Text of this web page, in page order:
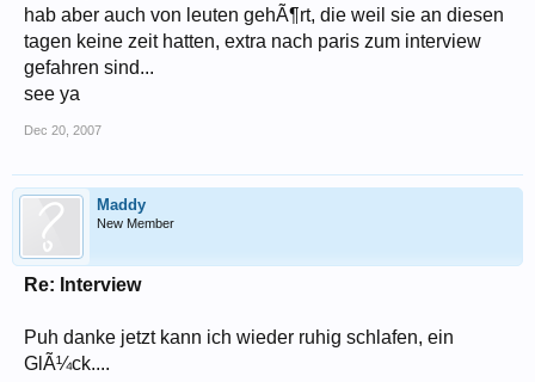
hab aber auch von leuten gehÃ¶rt, die weil sie an diesen
tagen keine zeit hatten, extra nach paris zum interview
gefahren sind...
see ya
Dec 20, 2007
Maddy
New Member
Re: Interview
Puh danke jetzt kann ich wieder ruhig schlafen, ein
GlÃ¼ck....